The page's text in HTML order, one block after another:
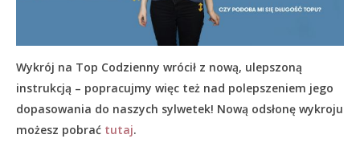
Wykrój na Top Codzienny wrócił z nową, ulepszoną
instrukcją – popracujmy więc też nad polepszeniem jego
dopasowania do naszych sylwetek! Nową odsłonę wykroju
możesz pobrać tutaj.